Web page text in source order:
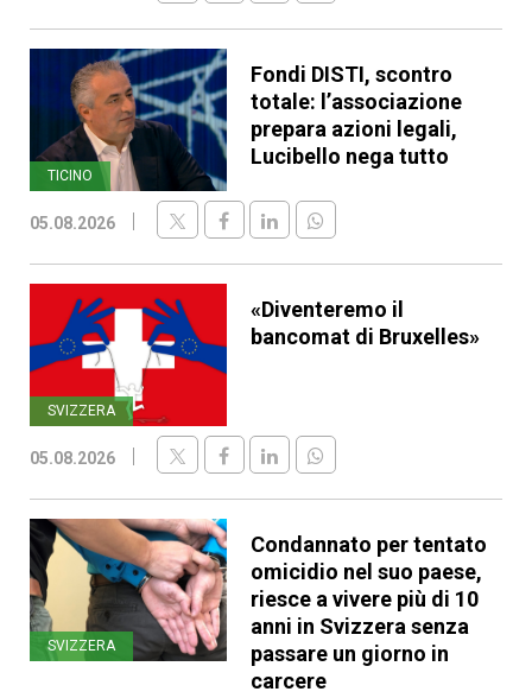
TICINO
Fondi DISTI, scontro
totale: l’associazione
prepara azioni legali,
Lucibello nega tutto
05.08.2026
SVIZZERA
«Diventeremo il
bancomat di Bruxelles»
05.08.2026
SVIZZERA
Condannato per tentato
omicidio nel suo paese,
riesce a vivere più di 10
anni in Svizzera senza
passare un giorno in
carcere